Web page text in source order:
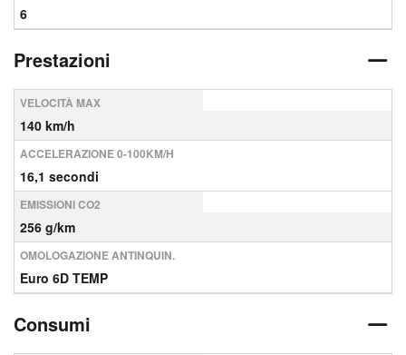
6
Prestazioni
VELOCITÀ MAX
140 km/h
ACCELERAZIONE 0-100KM/H
16,1 secondi
EMISSIONI CO2
256 g/km
OMOLOGAZIONE ANTINQUIN.
Euro 6D TEMP
Consumi